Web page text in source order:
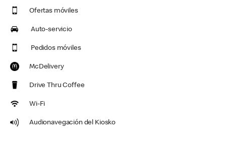
Ofertas móviles
Auto-servicio
Pedidos móviles
McDelivery
Drive Thru Coffee
Wi-Fi
Audionavegación del Kiosko